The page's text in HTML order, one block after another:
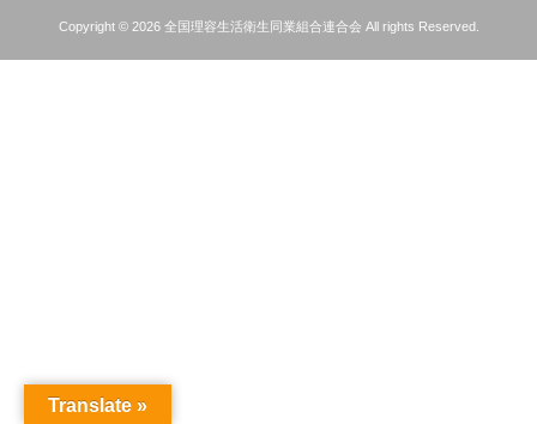
Copyright © 2026 全国理容生活衛生同業組合連合会 All rights Reserved.
Translate »